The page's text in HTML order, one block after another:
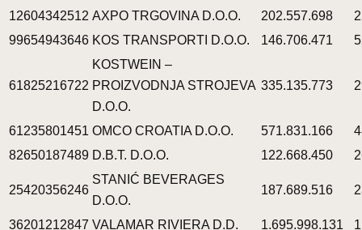
12604342512 AXPO TRGOVINA D.O.O. 202.557.698
99654943646 KOS TRANSPORTI D.O.O. 146.706.471
61825216722
KOSTWEIN –
PROIZVODNJA STROJEVA
D.O.O.
335.135.773
61235801451 OMCO CROATIA D.O.O. 571.831.166
82650187489 D.B.T. D.O.O. 122.668.450
25420356246
STANIĆ BEVERAGES
D.O.O.
187.689.516
36201212847 VALAMAR RIVIERA D.D. 1.695.998.131